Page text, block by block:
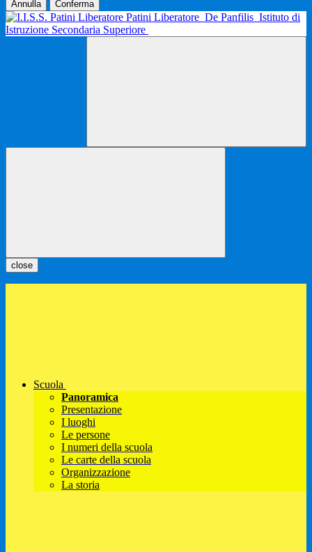
Annulla Conferma
Patini Liberatore De Panfilis Istituto di
Istruzione Secondaria Superiore
close
Scuola
Panoramica
Presentazione
I luoghi
Le persone
I numeri della scuola
Le carte della scuola
Organizzazione
La storia